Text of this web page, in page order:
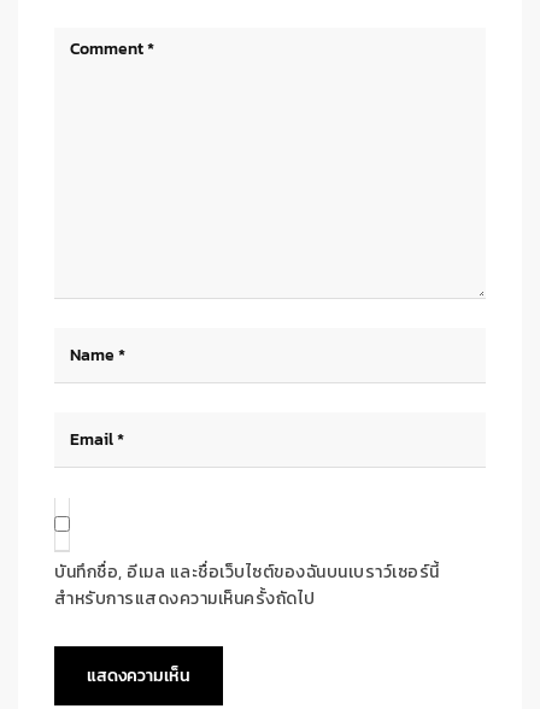
บันทึกชื่อ, อีเมล และชื่อเว็บไซต์ของฉันบนเบราว์เซอร์นี้
สำหรับการแสดงความเห็นครั้งถัดไป